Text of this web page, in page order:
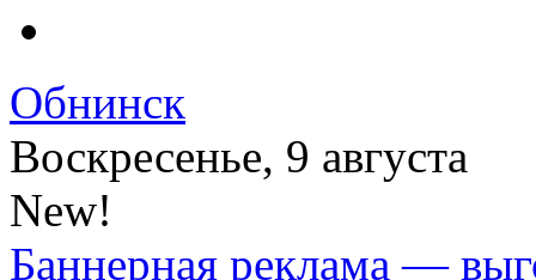
Обнинск
Воскресенье, 9 августа
New!
Баннерная реклама —